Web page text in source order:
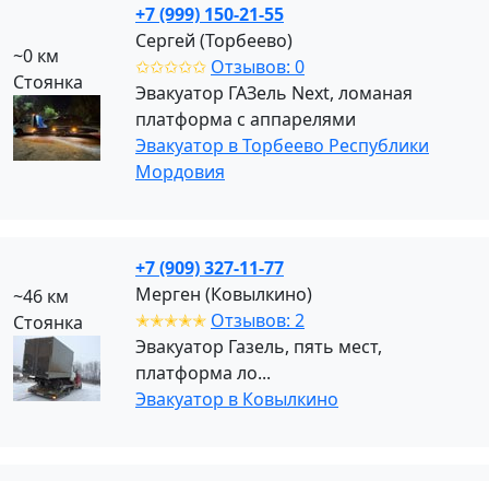
~0 км
Стоянка
+7 (999) 150-21-55
Сергей (Торбеево)
✩✩✩✩✩ Отзывов: 0
Эвакуатор ГАЗель Next, ломаная
платформа с аппарелями
Эвакуатор в Торбеево Республики
Мордовия
~46 км
Стоянка
+7 (909) 327-11-77
Мерген (Ковылкино)
✭✭✭✭✭ Отзывов: 2
Эвакуатор Газель, пять мест,
платформа ло...
Эвакуатор в Ковылкино